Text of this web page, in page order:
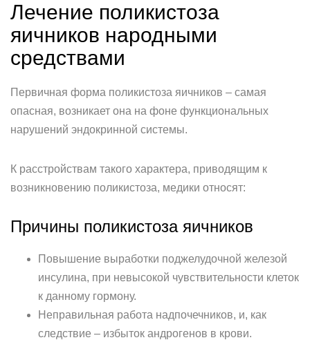
Лечение поликистоза
яичников народными
средствами
Первичная форма поликистоза яичников – самая
опасная, возникает она на фоне функциональных
нарушений эндокринной системы.
К расстройствам такого характера, приводящим к
возникновению поликистоза, медики относят:
Причины поликистоза яичников
Повышение выработки поджелудочной железой
инсулина, при невысокой чувствительности клеток
к данному гормону.
Неправильная работа надпочечников, и, как
следствие – избыток андрогенов в крови.